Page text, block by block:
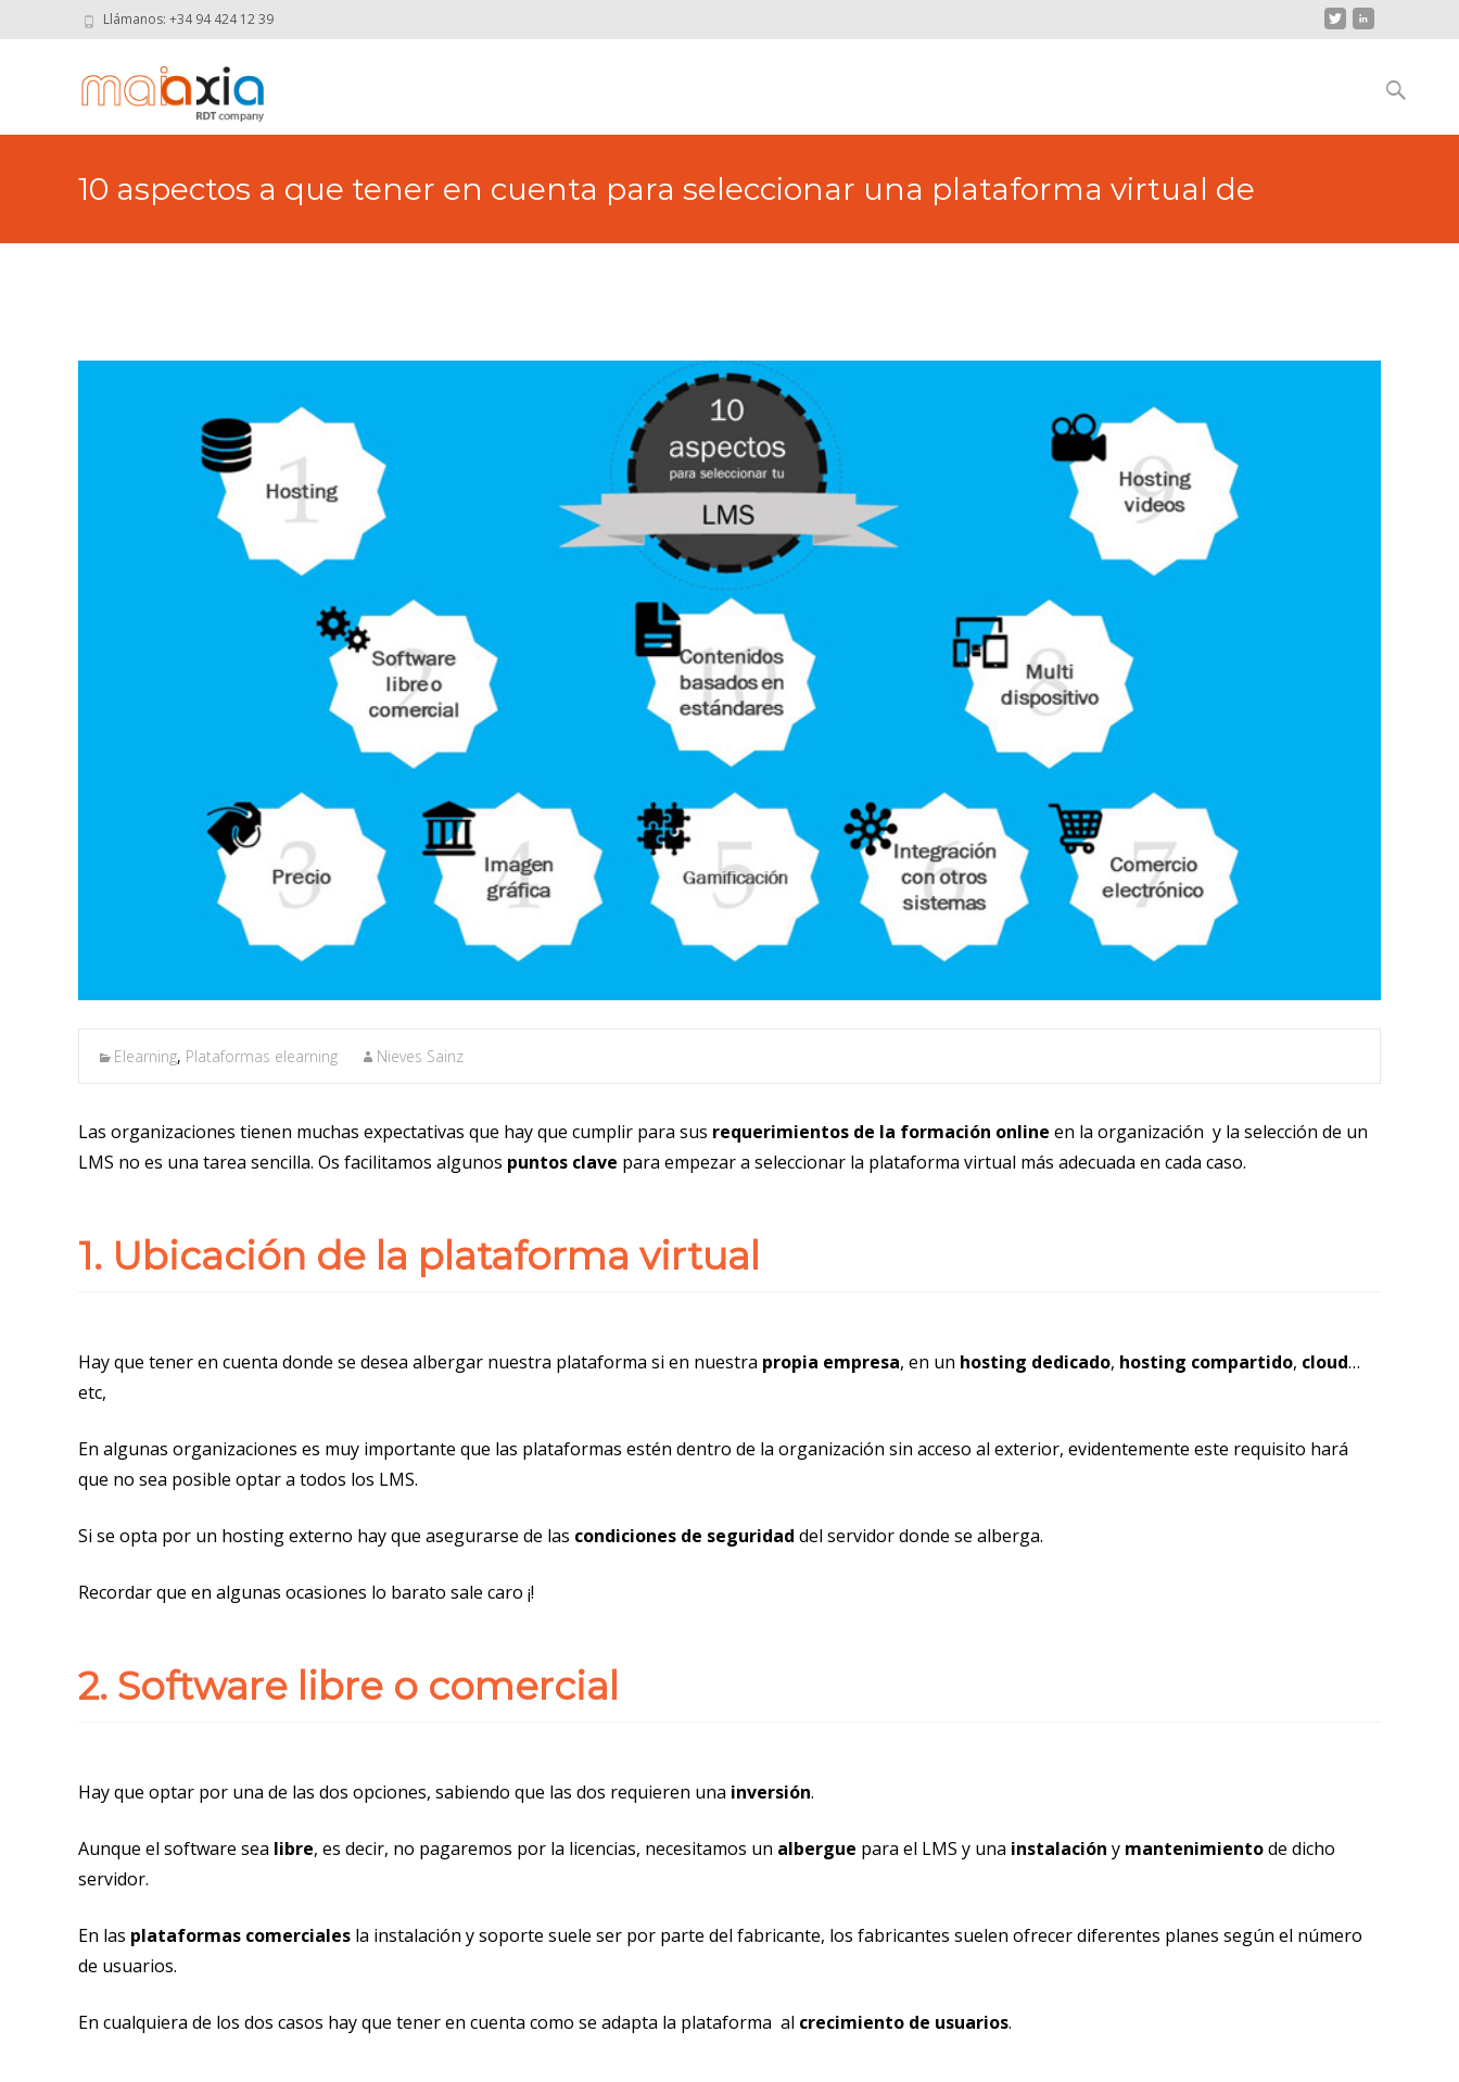
Llámanos: +34 94 424 12 39
Buscar
10 aspectos a que tener en cuenta para seleccionar una plataforma virtual de
Elearning, Plataformas elearning Nieves Sainz
Las organizaciones tienen muchas expectativas que hay que cumplir para sus requerimientos de la formación online en la organización y la selección de un
LMS no es una tarea sencilla. Os facilitamos algunos puntos clave para empezar a seleccionar la plataforma virtual más adecuada en cada caso.
1. Ubicación de la plataforma virtual
Hay que tener en cuenta donde se desea albergar nuestra plataforma si en nuestra propia empresa, en un hosting dedicado, hosting compartido, cloud…
etc,
En algunas organizaciones es muy importante que las plataformas estén dentro de la organización sin acceso al exterior, evidentemente este requisito hará
que no sea posible optar a todos los LMS.
Si se opta por un hosting externo hay que asegurarse de las condiciones de seguridad del servidor donde se alberga.
Recordar que en algunas ocasiones lo barato sale caro ¡!
2. Software libre o comercial
Hay que optar por una de las dos opciones, sabiendo que las dos requieren una inversión.
Aunque el software sea libre, es decir, no pagaremos por la licencias, necesitamos un albergue para el LMS y una instalación y mantenimientode dicho
servidor.
En las plataformas comerciales la instalación y soporte suele ser por parte del fabricante, los fabricantes suelen ofrecer diferentes planes según el número
de usuarios.
En cualquiera de los dos casos hay que tener en cuenta como se adapta la plataforma al crecimiento de usuarios.